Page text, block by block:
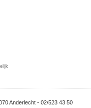
Anderlecht - 02/523 43 50